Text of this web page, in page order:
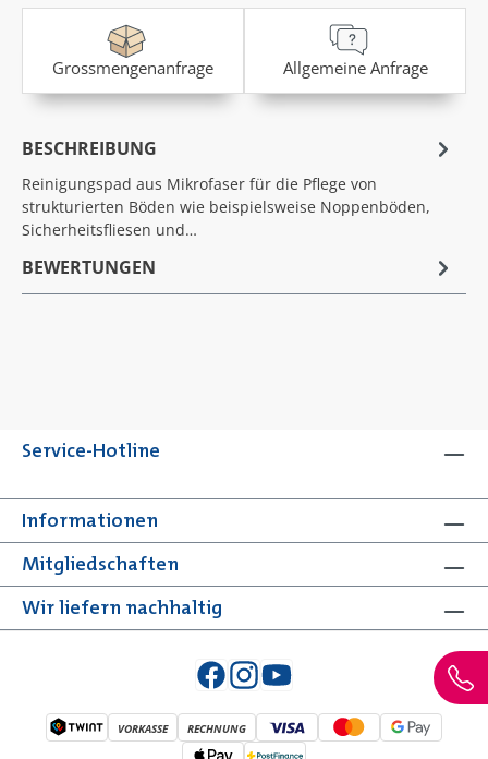
Grossmengenanfrage Allgemeine Anfrage
BESCHREIBUNG
Reinigungspad aus Mikrofaser für die Pflege von
strukturierten Böden wie beispielsweise Noppenböden,
Sicherheitsfliesen und…
BEWERTUNGEN
Service-Hotline
Mitgliedschaften
Informationen
Wir liefern nachhaltig
VORKASSE RECHNUNG